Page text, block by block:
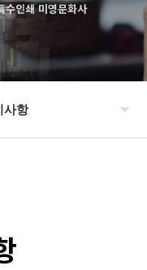
수인쇄 미영문화사
사항